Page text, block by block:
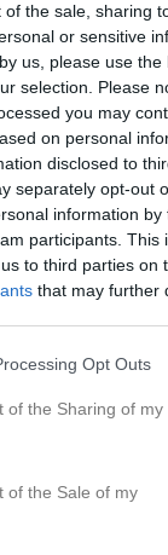
of the sale, sharing
or sensitive
us, please use the
selection. Please
you may
on personal
disclosed to
separately opt-out
information
participants.
to third parties on
that may further
Opt Outs
of the Sharing of my
of the Sale of my
merparten av
att förvalta
var i första
friläget är bästa
spelar men endå
Forsberg, en lite
men vi var
hur snabb hon är.
för mycket av
inte är
ska ej lastas för
som ställer upp när
match även om det
sen så laddar vi
ställt upp i div4.